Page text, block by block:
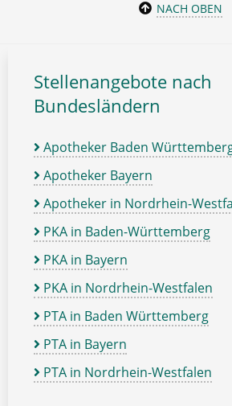
NACH OBEN
Stellenangebote nach
Bundesländern
Apotheker Baden
Apotheker Bayern
Apotheker in Nordrhein-
PKA in Baden-Württemberg
PKA in Bayern
PKA in Nordrhein-Westfalen
PTA in Baden Württemberg
PTA in Bayern
PTA in Nordrhein-Westfalen